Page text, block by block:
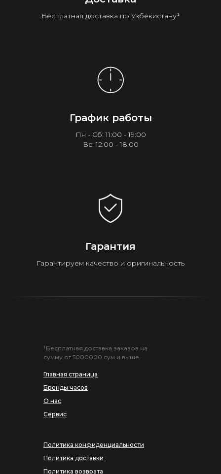
Бесплатная доставка по Узбекистану¹
График работы
Пн - Сб: 11:00 - 19:00
Вс: 12:00 - 18:00
Гарантия
Гарантируем качество и оригинальность
Главная страница
Бренды часов
О нас
Сервис
¹Бесплатная доставка заказов на
сумму от 5000000 сум и выше.
Политика конфиденциальности
Политика доставки
Политика возврата